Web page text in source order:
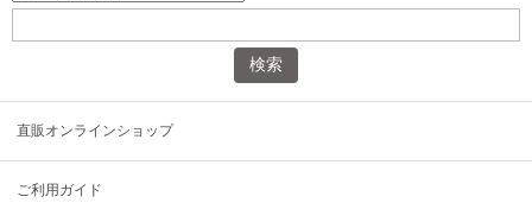
直販オンラインショップ
ご利用ガイド